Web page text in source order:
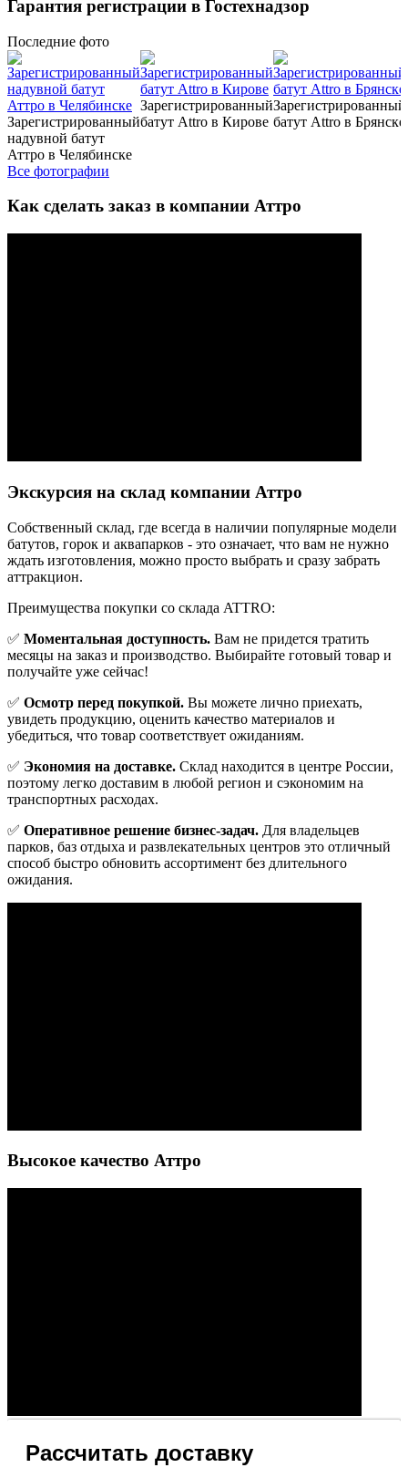
Гарантия регистрации в Гостехнадзор
Последние фото
Зарегистрированный
надувной батут
Аттро в Челябинске
Зарегистрированный
батут Attro в Кирове
Зарегистрированный
батут Attro в Брянске
Все фотографии
Как сделать заказ в компании Аттро
Экскурсия на склад компании Аттро
Cобственный склад, где всегда в наличии популярные модели
батутов, горок и аквапарков - это означает, что вам не нужно
ждать изготовления, можно просто выбрать и сразу забрать
аттракцион.
Преимущества покупки со склада ATTRO:
✅ Моментальная доступность. Вам не придется тратить
месяцы на заказ и производство. Выбирайте готовый товар и
получайте уже сейчас!
✅ Осмотр перед покупкой. Вы можете лично приехать,
увидеть продукцию, оценить качество материалов и
убедиться, что товар соответствует ожиданиям.
✅ Экономия на доставке. Склад находится в центре России,
поэтому легко доставим в любой регион и сэкономим на
транспортных расходах.
✅ Оперативное решение бизнес-задач. Для владельцев
парков, баз отдыха и развлекательных центров это отличный
способ быстро обновить ассортимент без длительного
ожидания.
Высокое качество Аттро
Рассчитать доставку